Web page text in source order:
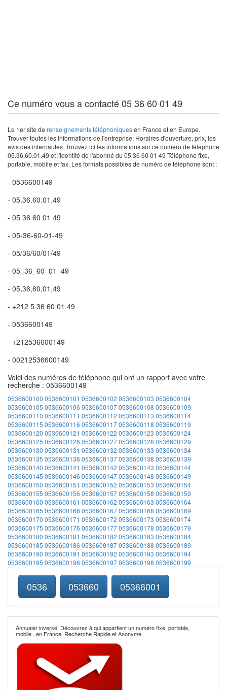
Ce numéro vous a contacté 05 36 60 01 49
Le 1er site de renseignements téléphoniquesen France et en Europe.
Trouver toutes les informations de l'entreprise: Horaires d'ouverture, prix, les
avis des internautes. Trouvez ici les informations sur ce numéro de téléphone
05.36.60.01.49 et l'identité de l'abonné du 05 36 60 01 49 Téléphone fixe,
portable, mobile et fax. Les formats possibles de numéro de téléphone sont :
- 0536600149
- 05.36.60.01.49
- 05 36 60 01 49
- 05-36-60-01-49
- 05/36/60/01/49
- 05_36_60_01_49
- 05,36,60,01,49
- +212 5 36 60 01 49
- 0536600149
- +212536600149
- 00212536600149
Voici des numéros de téléphone qui ont un rapport avec votre
recherche : 0536600149
0536600100 0536600101 0536600102 0536600103 0536600104
0536600105 0536600106 05366001070536600108 0536600109
0536600110 0536600111 0536600112 0536600113 0536600114
0536600115 0536600116 05366001170536600118 0536600119
0536600120 0536600121 0536600122 0536600123 0536600124
0536600125 0536600126 05366001270536600128 0536600129
0536600130 0536600131 0536600132 0536600133 0536600134
0536600135 0536600136 05366001370536600138 0536600139
0536600140 0536600141 0536600142 0536600143 0536600144
0536600145 0536600146 05366001470536600148 0536600149
0536600150 0536600151 0536600152 0536600153 0536600154
0536600155 0536600156 05366001570536600158 0536600159
0536600160 0536600161 0536600162 0536600163 0536600164
0536600165 0536600166 05366001670536600168 0536600169
0536600170 0536600171 0536600172 0536600173 0536600174
0536600175 0536600176 05366001770536600178 0536600179
0536600180 0536600181 0536600182 0536600183 0536600184
0536600185 0536600186 05366001870536600188 0536600189
0536600190 0536600191 0536600192 0536600193 0536600194
0536600195 0536600196 05366001970536600198 0536600199
0536 053660 05366001
Annuaier inversé: Découvrez à qui appartient un numéro fixe, portable,
mobile...en France. Recherche Rapide et Anonyme.